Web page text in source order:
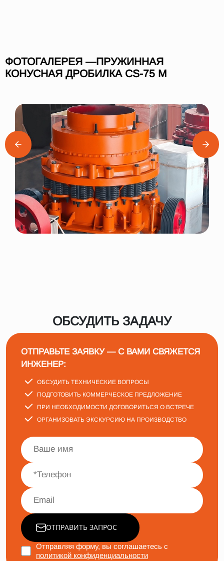
ФОТОГАЛЕРЕЯ —ПРУЖИННАЯ
КОНУСНАЯ ДРОБИЛКА СS-75 M
ОБСУДИТЬ ЗАДАЧУ
ОТПРАВЬТЕ ЗАЯВКУ — С ВАМИ СВЯЖЕТСЯ
ИНЖЕНЕР:
ОБСУДИТЬ ТЕХНИЧЕСКИЕ ВОПРОСЫ
ПОДГОТОВИТЬ КОММЕРЧЕСКОЕ ПРЕДЛОЖЕНИЕ
ПРИ НЕОБХОДИМОСТИ ДОГОВОРИТЬСЯ О ВСТРЕЧЕ
ОРГАНИЗОВАТЬ ЭКСКУРСИЮ НА ПРОИЗВОДСТВО
ОТПРАВИТЬ ЗАПРОС
Отправляя форму, вы соглашаетесь с
политикой конфиденциальности